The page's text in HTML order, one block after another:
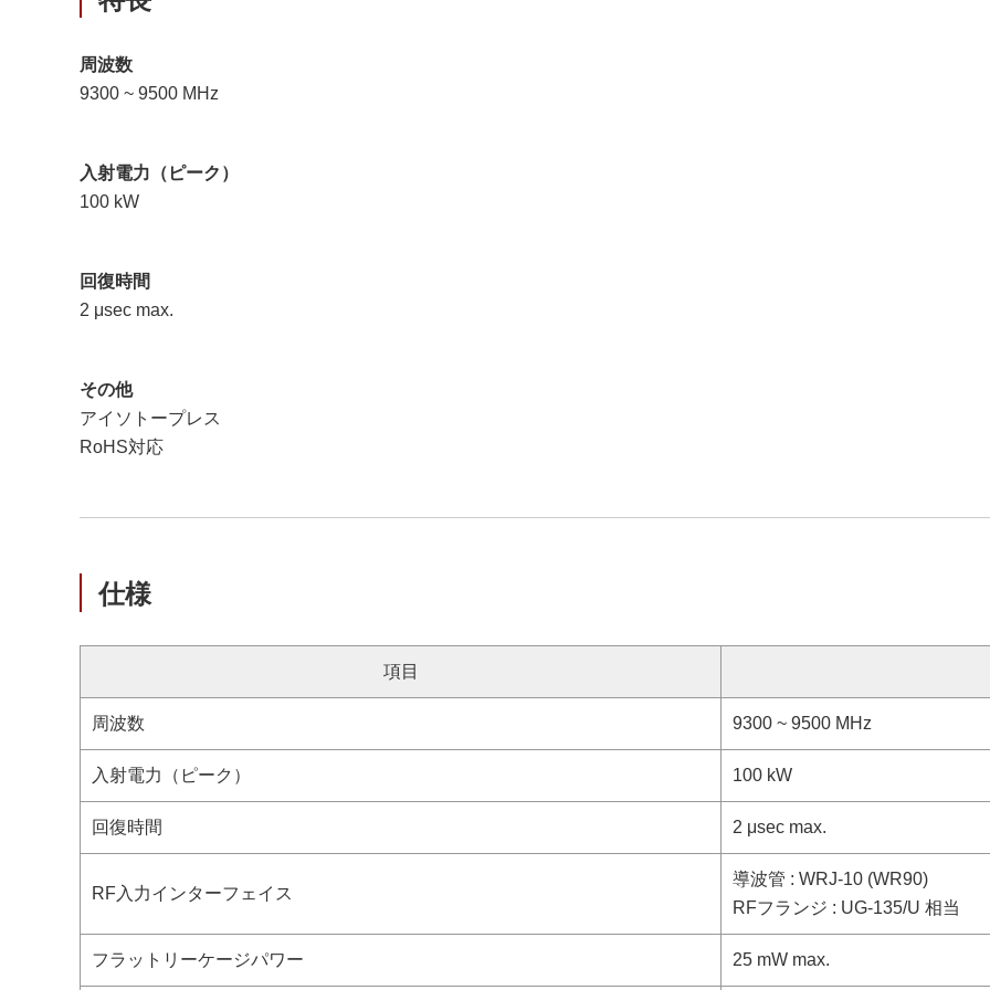
周波数
9300 ~ 9500 MHz
入射電力（ピーク）
100 kW
回復時間
2 μsec max.
その他
アイソトープレス
RoHS対応
仕様
項目
周波数 9300 ~ 9500 MHz
入射電力（ピーク） 100 kW
回復時間 2 μsec max.
RF入力インターフェイス
導波管 : WRJ-10 (WR90)
RFフランジ : UG-135/U 相当
フラットリーケージパワー 25 mW max.